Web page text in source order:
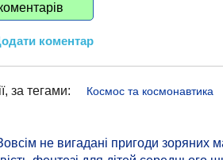
коментар
за тегами: Космос та космонавтика
не вигадані пригоди зоряних